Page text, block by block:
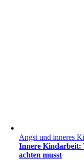
Angst und inneres
Innere Kindarbeit:
achten musst